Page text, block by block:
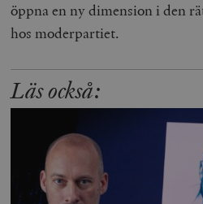
öppna en ny dimension i den
hos moderpartiet.
Läs också: